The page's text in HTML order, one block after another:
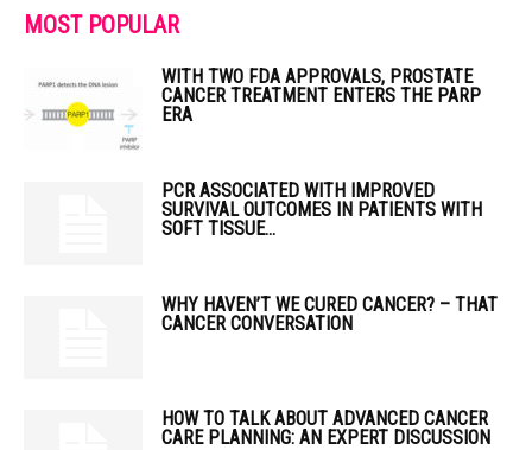
MOST POPULAR
WITH TWO FDA APPROVALS, PROSTATE
CANCER TREATMENT ENTERS THE PARP
ERA
PCR ASSOCIATED WITH IMPROVED
SURVIVAL OUTCOMES IN PATIENTS WITH
SOFT TISSUE...
WHY HAVEN’T WE CURED CANCER? – THAT
CANCER CONVERSATION
HOW TO TALK ABOUT ADVANCED CANCER
CARE PLANNING: AN EXPERT DISCUSSION